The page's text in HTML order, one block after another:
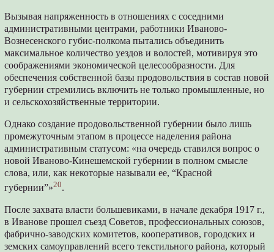
Вызывая напряженность в отношениях с соседними
административными центрами, работники Иваново-
Вознесенского губис-полкома пытались объединить
максимальное количество уездов и волостей, мотивируя это
соображениями экономической целесообразности. Для
обеспечения собственной базы продовольствия в состав новой
губернии стремились включить не только промышленные, но
и сельскохозяйственные территории.
Однако создание продовольственной губернии было лишь
промежуточным этапом в процессе наделения района
административным статусом: «на очередь ставился вопрос о
новой Иваново-Кинешемской губернии в полном смысле
слова, или, как некоторые называли ее, “Красной
губернии”»20.
После захвата власти большевиками, в начале декабря 1917 г.,
в Иванове прошел съезд Советов, профессиональных союзов,
фабрично-заводских комитетов, кооперативов, городских и
земских самоуправлений всего текстильного района, который